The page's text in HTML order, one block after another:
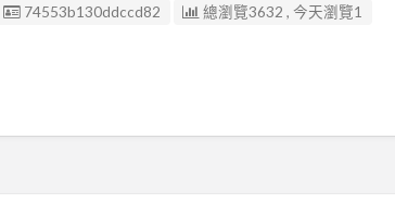
廣告编號
74553b130ddccd82 總瀏覽3632 , 今天瀏覽1